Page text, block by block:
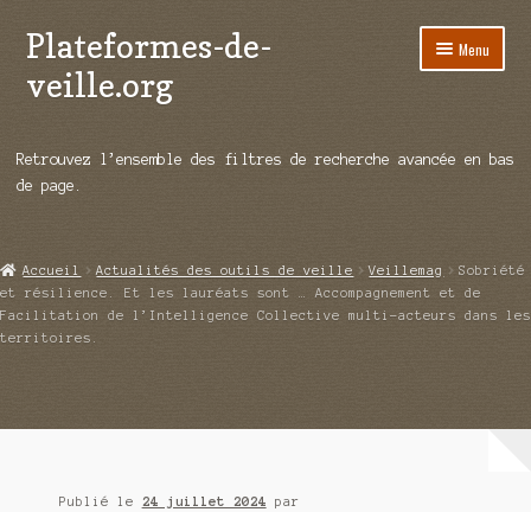
Aller
à
la
Aller
au
contenu
Plateformes-de-
veille.org
Menu
Répertoire d’ouitils
Démos vidéos
Ouvrir
le
Actualités
Retrouvez l’ensemble des filtres de recherche avancée en bas
de page.
Accueil Actualités des outils de veille Veillemag
Sobriété
et résilience. Et les lauréats sont … Accompagnement et de
Facilitation de l’Intelligence Collective multi-acteurs dans les
territoires.
Publié le 24 juillet 2024 par